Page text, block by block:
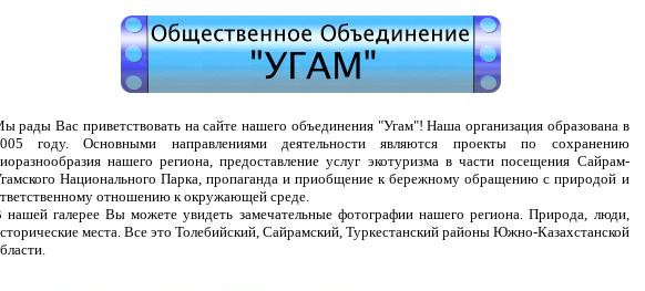
рады Вас приветствовать на сайте нашего объединения "Угам"! Наша организация образована в
году. Основными направлениями деятельности являются проекты по сохранению
нашего региона, предоставление услуг экотуризма в части посещения Сайрам-
Национального Парка, пропаганда и приобщение к бережному обращению с природой и
отношению к окружающей среде.
нашей галерее Вы можете увидеть замечательные фотографии нашего региона. Природа, люди,
места. Все это Толебийский, Сайрамский, Туркестанский районы Южно-Казахстанской